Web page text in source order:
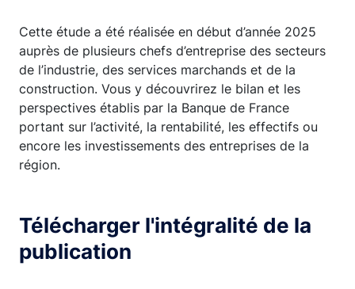
Cette étude a été réalisée en début d’année 2025
auprès de plusieurs chefs d’entreprise des secteurs
de l’industrie, des services marchands et de la
construction. Vous y découvrirez le bilan et les
perspectives établis par la Banque de France
portant sur l’activité, la rentabilité, les effectifs ou
encore les investissements des entreprises de la
région.
Télécharger l'intégralité de la
publication